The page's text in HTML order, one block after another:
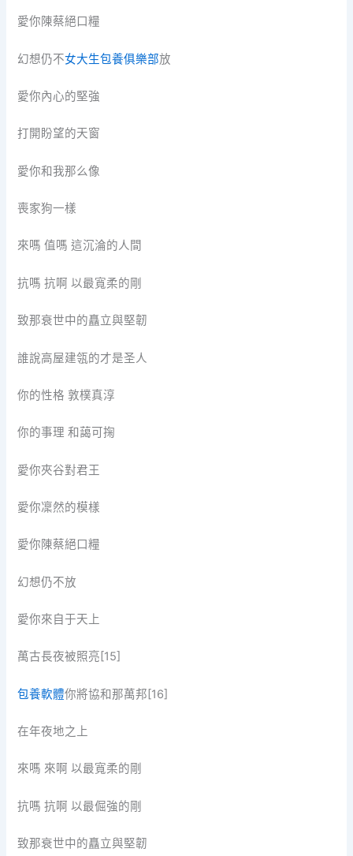
愛你陳蔡絕口糧
幻想仍不女大生包養俱樂部放
愛你內心的堅強
打開盼望的天窗
愛你和我那么像
喪家狗一樣
來嗎 值嗎 這沉淪的人間
抗嗎 抗啊 以最寬柔的剛
致那衰世中的矗立與堅韌
誰說高屋建瓴的才是圣人
你的性格 敦樸真淳
你的事理 和藹可掬
愛你夾谷對君王
愛你凜然的模樣
愛你陳蔡絕口糧
幻想仍不放
愛你來自于天上
萬古長夜被照亮[15]
包養軟體你將協和那萬邦[16]
在年夜地之上
來嗎 來啊 以最寬柔的剛
抗嗎 抗啊 以最倔強的剛
致那衰世中的矗立與堅韌